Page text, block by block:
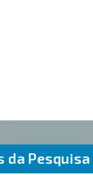
da